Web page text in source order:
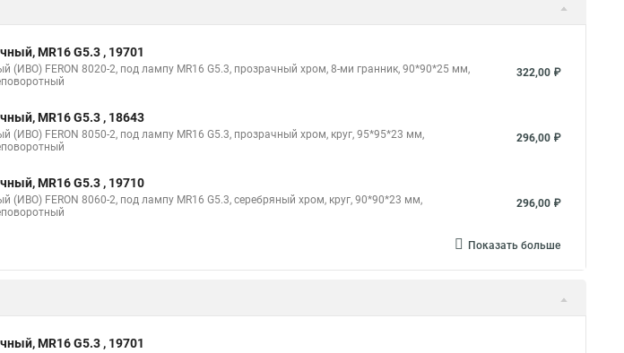
MR16 G5.3 , 19701
(ИВО) FERON 8020-2, под лампу MR16 G5.3, прозрачный хром, 8-ми гранник, 90*90*25 мм,
322,00 ₽
MR16 G5.3 , 18643
(ИВО) FERON 8050-2, под лампу MR16 G5.3, прозрачный хром, круг, 95*95*23 мм,
296,00 ₽
MR16 G5.3 , 19710
(ИВО) FERON 8060-2, под лампу MR16 G5.3, серебряный хром, круг, 90*90*23 мм,
296,00 ₽
Показать больше
MR16 G5.3 , 19701